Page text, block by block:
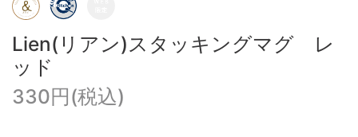
Lien(リアン)スタッキングマグ レ
ッド
330円(税込)